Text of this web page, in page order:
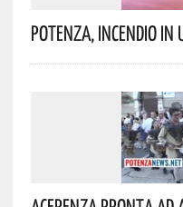
Potenza, Incendio In